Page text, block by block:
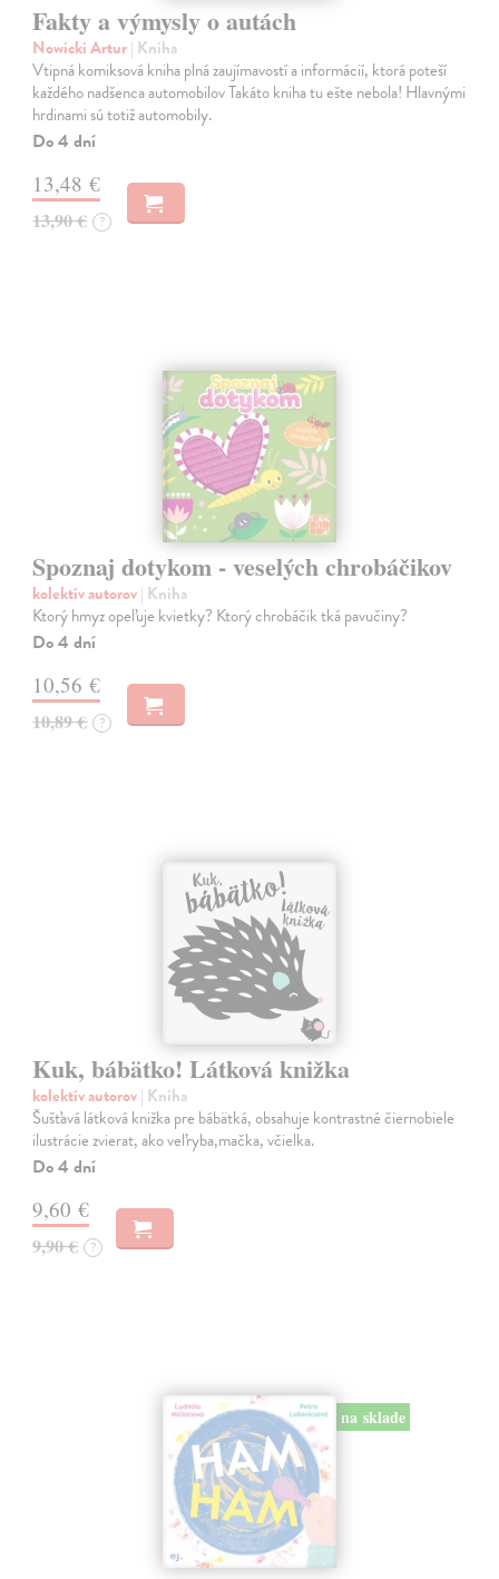
Fakty a výmysly o autách
Nowicki Artur| Kniha
Vtipná komiksová kniha plná zaujímavostí a informácií, ktorá poteší
každého nadšenca automobilov Takáto kniha tu ešte nebola! Hlavnými
hrdinami sú totiž automobily.
Do 4 dní
13,48 €
13,90 € ?
Spoznaj dotykom - veselých chrobáčikov
kolektív autorov| Kniha
Ktorý hmyz opeľuje kvietky? Ktorý chrobáčik tká pavučiny?
Do 4 dní
10,56 €
10,89 € ?
Kuk, bábätko! Látková knižka
kolektív autorov| Kniha
Šušťavá látková knižka pre bábätká, obsahuje kontrastné čiernobiele
ilustrácie zvierat, ako veľryba,mačka, včielka.
Do 4 dní
9,60 €
9,90 € ?
na sklade